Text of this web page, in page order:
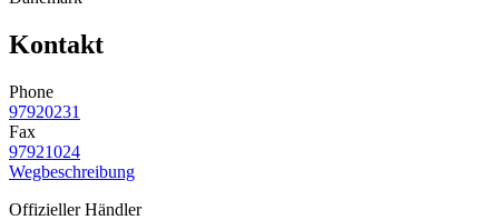
Kontakt
Phone
97920231
Fax
97921024
Wegbeschreibung
Offizieller Händler